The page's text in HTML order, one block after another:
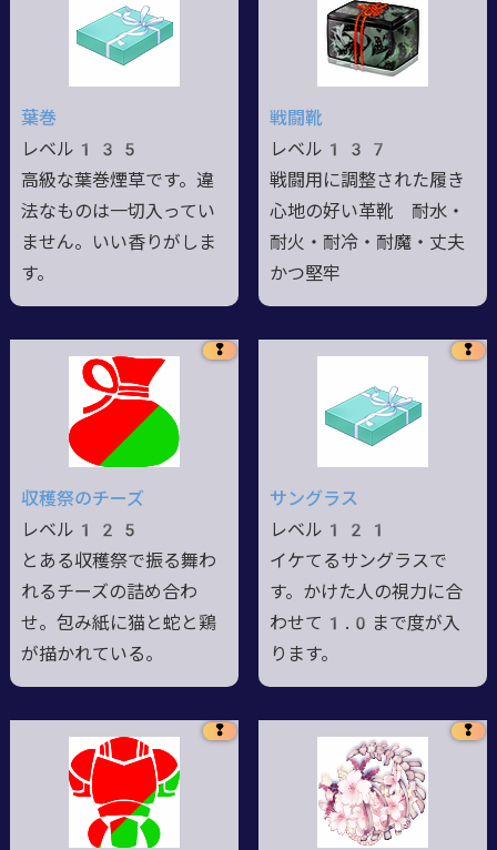
葉巻
レベル135
高級な葉巻煙草です。違
法なものは一切入ってい
ません。いい香りがしま
す。
戦闘靴
レベル137
戦闘用に調整された履き
心地の好い革靴 耐水・
耐火・耐冷・耐魔・丈夫
かつ堅牢
❢
収穫祭のチーズ
レベル125
とある収穫祭で振る舞わ
れるチーズの詰め合わ
せ。包み紙に猫と蛇と鶏
が描かれている。
❢
サングラス
レベル121
イケてるサングラスで
す。かけた人の視力に合
わせて1.0まで度が入
ります。
❢ ❢